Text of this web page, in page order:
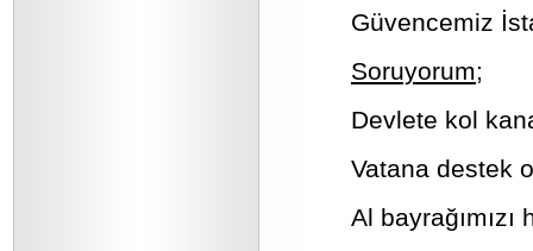
Güvencemiz
Soruyorum;
Devlete kol
Vatana destek
Al bayrağımızı